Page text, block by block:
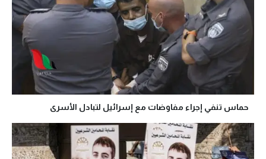
حماس تنفي إجراء مفاوضات مع إسرائيل لتبادل الأسرى